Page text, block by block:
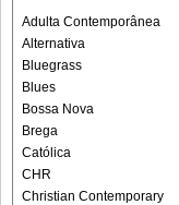
Adulta Contemporânea
Alternativa
Bluegrass
Blues
Bossa Nova
Brega
Católica
CHR
Christian Contemporary